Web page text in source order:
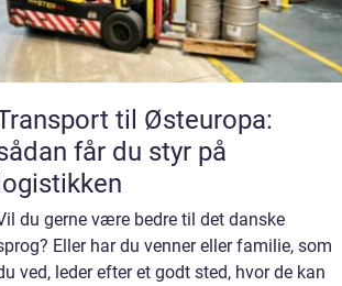
til Østeuropa:
får du styr på
du gerne være bedre til det danske
Eller har du venner eller familie, som
ved, leder efter et godt sted, hvor de kan